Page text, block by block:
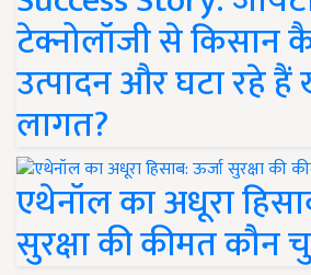
टेक्नोलॉजी से किसान
उत्पादन और घटा रहे हैं
लागत?
एथेनॉल का अधूरा
सुरक्षा की कीमत कौन